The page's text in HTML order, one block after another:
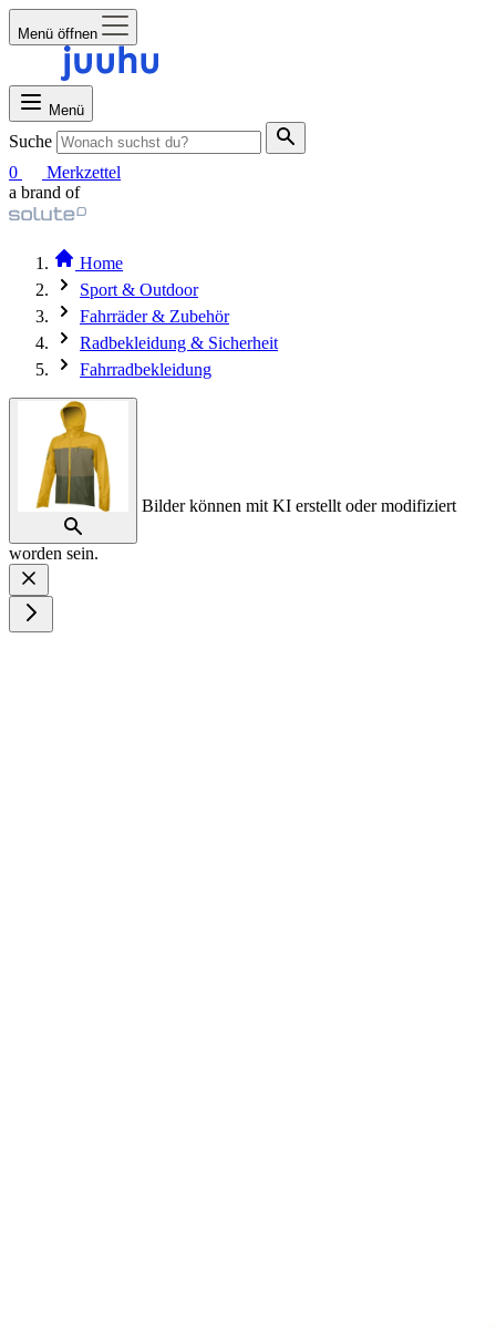
Menü öffnen
Menü
Suche
0
Merkzettel
a brand of
Home
Sport & Outdoor
Fahrräder & Zubehör
Radbekleidung & Sicherheit
Fahrradbekleidung
Bilder können mit KI erstellt oder modifiziert
worden sein.